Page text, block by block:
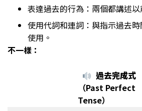
表達過去的行為：兩個都講述以
使用代詞和連詞：與指示過去
使用。
不一樣：
過去完成式
（Past Perfect
Tense）